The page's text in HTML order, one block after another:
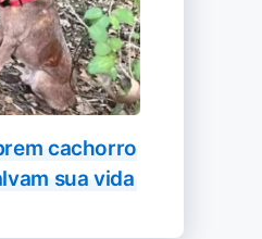
cachorro
sua vida